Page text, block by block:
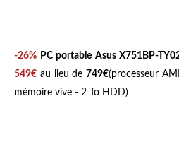
-26% PC portable Asus X751BP-
549€ au lieu de749€(processeur
mémoire vive - 2 To HDD)